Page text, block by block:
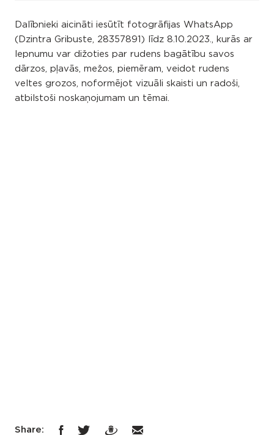
Dalībnieki aicināti iesūtīt fotogrāfijas WhatsApp
(Dzintra Gribuste, 28357891) līdz 8.10.2023., kurās ar
lepnumu var dižoties par rudens bagātību savos
dārzos, pļavās, mežos, piemēram, veidot rudens
veltes grozos, noformējot vizuāli skaisti un radoši,
atbilstoši noskaņojumam un tēmai.
Share: